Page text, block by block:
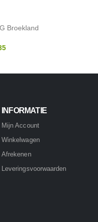
Broekland
INFORMATIE
Mijn Account
Winkelwagen
Afrekenen
Leveringsvoorwaarden